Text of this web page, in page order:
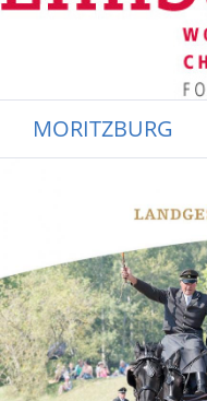
MORITZBURG